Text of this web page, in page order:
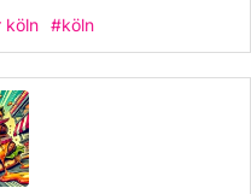
köln #köln